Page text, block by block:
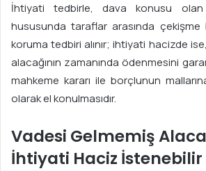
İhtiyati tedbirle, dava konusu
hususunda taraflar arasında
koruma tedbiri alınır; ihtiyati hacizde
alacağının zamanında ödenmesini
mahkeme kararı ile borçlunun
olarak el konulmasıdır.
Vadesi Gelmemiş
İhtiyati Haciz İstenebilir